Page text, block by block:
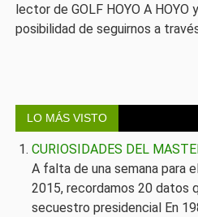
lector de GOLF HOYO A
posibilidad de seguirnos a
LO MÁS VISTO
CURIOSIDADES DEL
A falta de una semana para
2015, recordamos 20 datos
secuestro presidencial En